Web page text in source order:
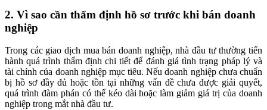
2. Vì sao cần thẩm định hồ sơ trước khi bán doanh
nghiệp
Trong các giao dịch mua bán doanh nghiệp, nhà đầu tư thường tiến
hành quá trình thẩm định chi tiết để đánh giá tình trạng pháp lý và
tài chính của doanh nghiệp mục tiêu. Nếu doanh nghiệp chưa chuẩn
bị hồ sơ đầy đủ hoặc tồn tại những vấn đề chưa được giải quyết,
quá trình đàm phán có thể kéo dài hoặc làm giảm giá trị của doanh
nghiệp trong mắt nhà đầu tư.